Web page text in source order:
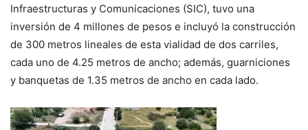
Infraestructuras y Comunicaciones (SIC), tuvo una
inversión de 4 millones de pesos e incluyó la construcción
de 300 metros lineales de esta vialidad de dos carriles,
cada uno de 4.25 metros de ancho; además, guarniciones
y banquetas de 1.35 metros de ancho en cada lado.